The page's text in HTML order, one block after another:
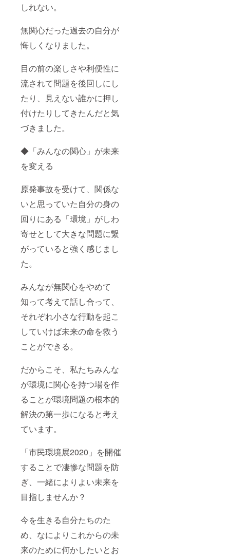
しれない。
無関心だった過去の自分が
悔しくなりました。
目の前の楽しさや利便性に
流されて問題を後回しにし
たり、見えない誰かに押し
付けたりしてきたんだと気
づきました。
◆「みんなの関心」が未来
を変える
原発事故を受けて、関係な
いと思っていた自分の身の
回りにある「環境」がしわ
寄せとして大きな問題に繋
がっていると強く感じまし
た。
みんなが無関心をやめて
知って考えて話し合って、
それぞれ小さな行動を起こ
していけば未来の命を救う
ことができる。
だからこそ、私たちみんな
が環境に関心を持つ場を作
ることが環境問題の根本的
解決の第一歩になると考え
ています。
「市民環境展2020」を開催
することで凄惨な問題を防
ぎ、一緒によりよい未来を
目指しませんか？
今を生きる自分たちのた
め、なによりこれからの未
来のために何かしたいとお